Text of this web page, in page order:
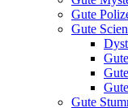
Gute
Gute
Gute